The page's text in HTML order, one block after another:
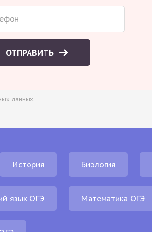
ОТПРАВИТЬ
данных.
История Биология
язык ОГЭ Математика ОГЭ